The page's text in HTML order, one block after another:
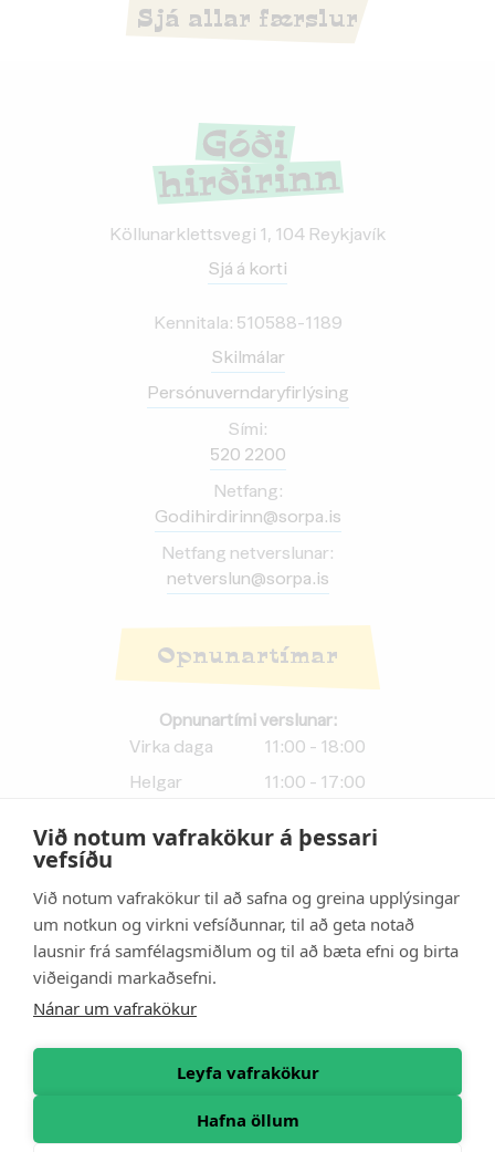
Sjá allar færslur
Köllunarklettsvegi 1, 104 Reykjavík
Sjá á korti
Kennitala: 510588-1189
Skilmálar
Persónuverndaryfirlýsing
Sími:
520 2200
Netfang:
Godihirdirinn@sorpa.is
Netfang netverslunar:
netverslun@sorpa.is
Opnunartímar
Opnunartími verslunar:
Virka daga
11:00 - 18:00
Helgar
11:00 - 17:00
Afhendingartími netverslunar:
Helgar
11:00 - 16:50
Athugið:Afhendingartími
vefverslunar er
styttri
Við notum vafrakökur á þessari
vefsíðu
Við notum vafrakökur til að safna og greina upplýsingar
um notkun og virkni vefsíðunnar, til að geta notað
lausnir frá samfélagsmiðlum og til að bæta efni og birta
viðeigandi markaðsefni.
Nánar um vafrakökur
Leyfa vafrakökur
Hafna öllum